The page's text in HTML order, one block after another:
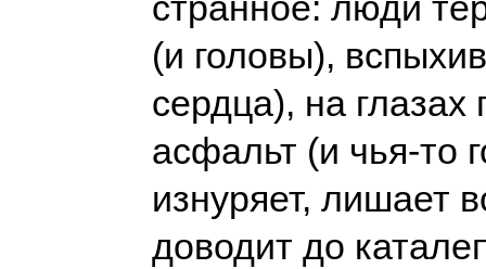
(и головы),
сердца), на глазах
асфальт (и чья-то
изнуряет, лишает
доводит до